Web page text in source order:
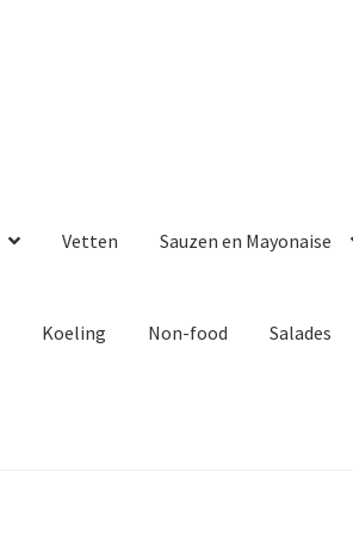
Vetten Sauzen en Mayonaise
Koeling Non-food Salades